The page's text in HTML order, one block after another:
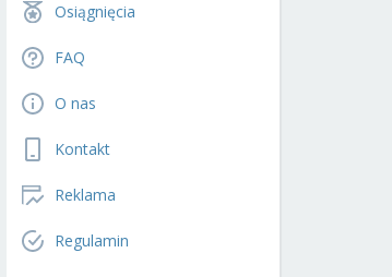
Osiągnięcia
FAQ
O nas
Kontakt
Reklama
Regulamin